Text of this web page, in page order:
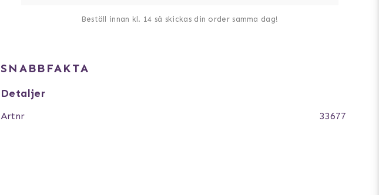
Beställ innan kl. 14 så skickas din order samma dag!
SNABBFAKTA
Detaljer
Artnr 33677